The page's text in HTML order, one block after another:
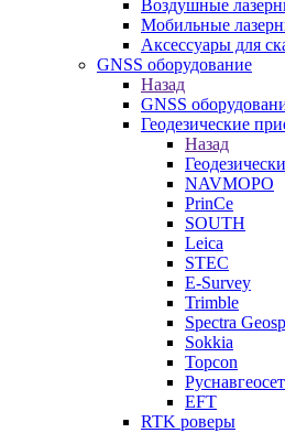
Воздушные
Мобильные
Аксессуары для
GNSS оборудование
Назад
GNSS
Геодезические
Назад
NAVMOPO
PrinCe
SOUTH
Leica
STEC
E-Survey
Trimble
Spectra
Sokkia
Topcon
EFT
RTK роверы